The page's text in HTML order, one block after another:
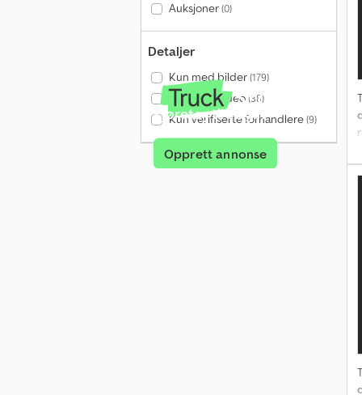
Auksjoner(0)
Detaljer
Kun med bilder(179)
Kun med video (38)
Kun verifiserte forhandlere(9)
Kjøretøy til salgs?
Opprett annonse